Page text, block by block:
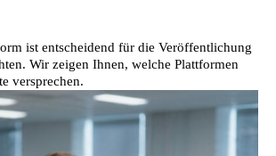
ist entscheidend für die Veröffentlichung
Wir zeigen Ihnen, welche Plattformen
versprechen.